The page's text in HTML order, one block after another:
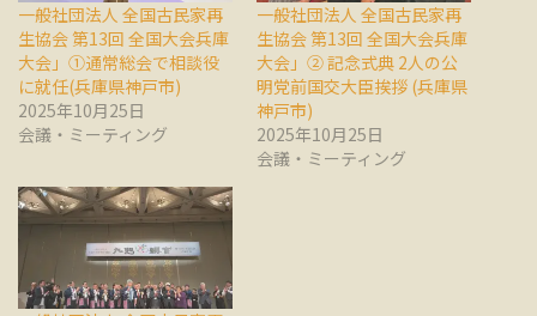
一般社団法人 全国古民家再
生協会 第13回 全国大会兵庫
大会」①通常総会で相談役
に就任(兵庫県神戸市)
2025年10月25日
会議・ミーティング
一般社団法人 全国古民家再
生協会 第13回 全国大会兵庫
大会」② 記念式典 2人の公
明党前国交大臣挨拶 (兵庫県
神戸市)
2025年10月25日
会議・ミーティング